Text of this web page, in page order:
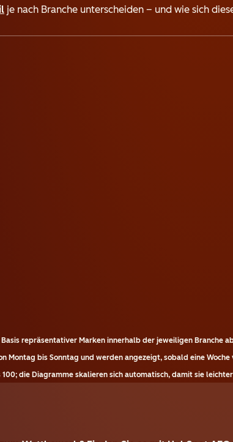
je nach Branche unterscheiden – und wie sich
repräsentativer Marken innerhalb der jeweiligen Branche
Montag bis Sonntag und werden angezeigt, sobald eine
die Diagramme skalieren sich automatisch, damit sie